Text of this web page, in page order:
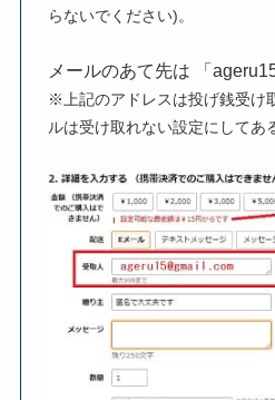
らないでください)。
メールのあて先は 「
※上記のアドレスは投げ銭受け
ルは受け取れない設定にしてあ